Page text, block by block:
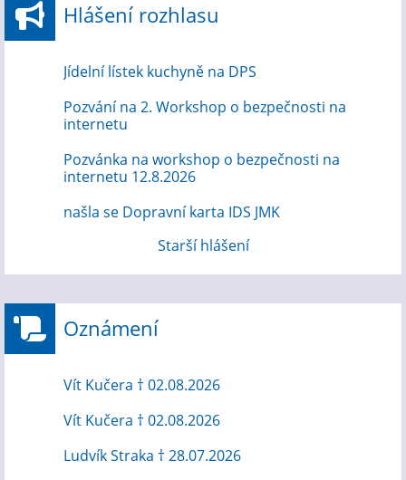
Hlášení rozhlasu
Jídelní lístek kuchyně na DPS
Pozvání na 2. Workshop o bezpečnosti na
internetu
Pozvánka na workshop o bezpečnosti na
internetu 12.8.2026
našla se Dopravní karta IDS JMK
Starší hlášení
Oznámení
Vít Kučera † 02.08.2026
Vít Kučera † 02.08.2026
Ludvík Straka † 28.07.2026